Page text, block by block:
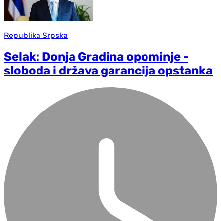
Republika Srpska
Selak: Donja Gradina opominje -
sloboda i država garancija opstanka